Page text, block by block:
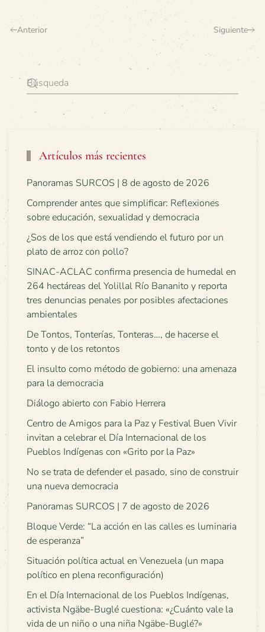
Anterior Siguiente
Artículos más recientes
Panoramas SURCOS | 8 de agosto de 2026
Comprender antes que simplificar: Reflexiones
sobre educación, sexualidad y democracia
¿Sos de los que está vendiendo el futuro por un
plato de arroz con pollo?
SINAC-ACLAC confirma presencia de humedal en
264 hectáreas del Yolillal Río Bananito y reporta
tres denuncias penales por posibles afectaciones
ambientales
De Tontos, Tonterías, Tonteras…, de hacerse el
tonto y de los retontos
El insulto como método de gobierno: una amenaza
para la democracia
Diálogo abierto con Fabio Herrera
Centro de Amigos para la Paz y Festival Buen Vivir
invitan a celebrar el Día Internacional de los
Pueblos Indígenas con «Grito por la Paz»
No se trata de defender el pasado, sino de construir
una nueva democracia
Panoramas SURCOS | 7 de agosto de 2026
Bloque Verde: “La acción en las calles es luminaria
de esperanza”
Situación política actual en Venezuela (un mapa
político en plena reconfiguración)
En el Día Internacional de los Pueblos Indígenas,
activista Ngäbe-Buglé cuestiona: «¿Cuánto vale la
vida de un niño o una niña Ngäbe-Buglé?»